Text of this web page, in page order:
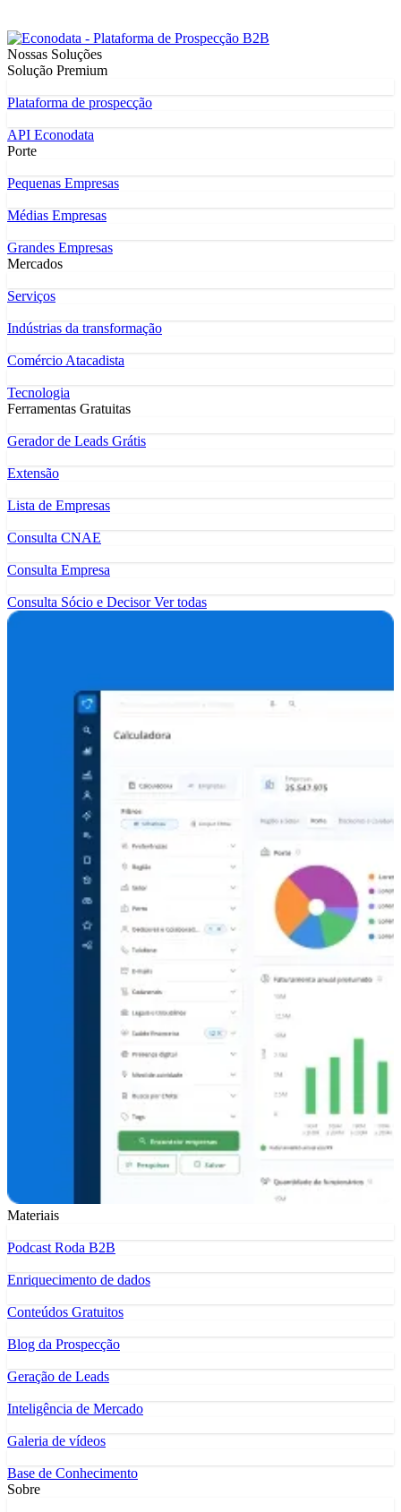
Nossas Soluções
Solução Premium
Plataforma de prospecção
API Econodata
Porte
Pequenas Empresas
Médias Empresas
Grandes Empresas
Mercados
Serviços
Indústrias da transformação
Comércio Atacadista
Tecnologia
Ferramentas Gratuitas
Gerador de Leads Grátis
Extensão
Lista de Empresas
Consulta CNAE
Consulta Empresa
Consulta Sócio e DecisorVer todas
Materiais
Podcast Roda B2B
Enriquecimento de dados
Conteúdos Gratuitos
Blog da Prospecção
Geração de Leads
Inteligência de Mercado
Galeria de vídeos
Base de Conhecimento
Sobre